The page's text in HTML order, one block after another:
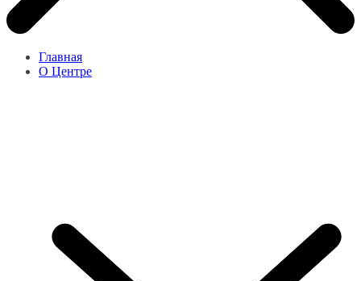
Главная
О Центре